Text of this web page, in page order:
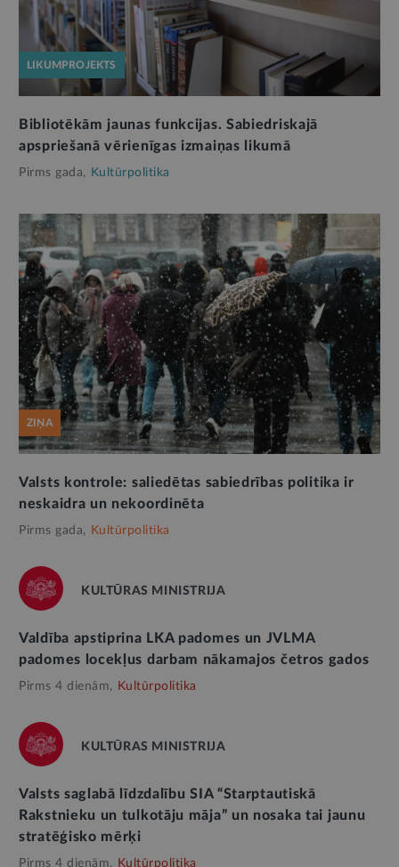
LIKUMPROJEKTS
Bibliotēkām jaunas funkcijas. Sabiedriskajā
apspriešanā vērienīgas izmaiņas likumā
Pirms gada, Kultūrpolitika
ZIŅA
Valsts kontrole: saliedētas sabiedrības politika ir
neskaidra un nekoordinēta
Pirms gada, Kultūrpolitika
KULTŪRAS MINISTRIJA
Valdība apstiprina LKA padomes un JVLMA
padomes locekļus darbam nākamajos četros gados
Pirms 4 dienām, Kultūrpolitika
KULTŪRAS MINISTRIJA
Valsts saglabā līdzdalību SIA “Starptautiskā
Rakstnieku un tulkotāju māja” un nosaka tai jaunu
stratēģisko mērķi
Pirms 4 dienām, Kultūrpolitika